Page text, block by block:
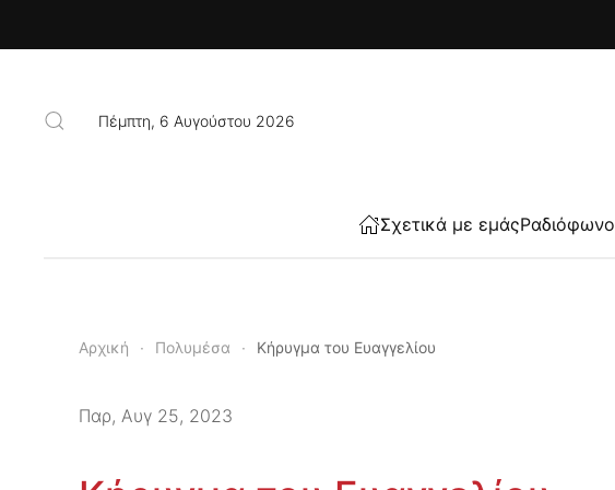
Πέμπτη, 6 Αυγούστου 2026
Σχετικά με εμάςΡαδιόφωνο
Αρχική Πολυμέσα Κήρυγμα του Ευαγγελίου
Παρ, Αυγ 25, 2023